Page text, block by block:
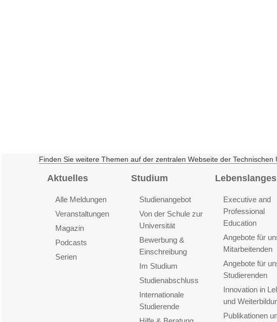
Finden Sie weitere Themen auf der zentralen Webseite der
Aktuelles
Alle Meldungen
Veranstaltungen
Magazin
Podcasts
Serien
Studium
Studienangebot
Von der Schule zur
Universität
Bewerbung &
Einschreibung
Im Studium
Studienabschluss
Internationale
Studierende
Executive and
Professional
Education
Angebote für
Mitarbeitenden
Angebote für
Studierenden
Innovation in
und
Publikationen